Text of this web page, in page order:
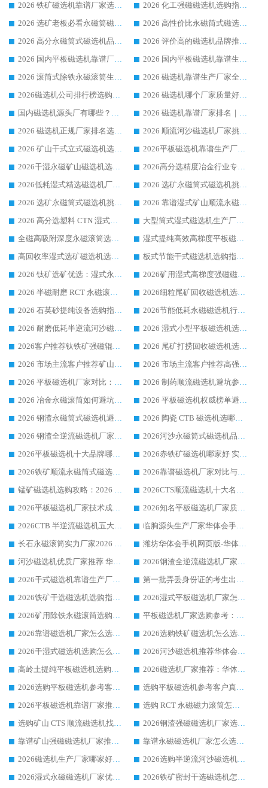
2026 铁矿磁选机靠谱厂家选购指南，领域强者华体会手机网页版-华体会(中国) 铁矿磁选机性价比高
2026 化工强磁磁选机选购指南 5 家行业口碑靠谱厂家领域强者推荐
2026 选矿老板必看永磁筒磁选机推荐 行业头部品牌口碑设备选购全攻略
2026 高性价比永磁筒式磁选机品牌盘点 行业强者口碑实测选购完整指南
2026 高分永磁筒式磁选机品牌推荐 选矿设备强者对比测评采购避坑全攻略
2026 评价高的磁选机品牌推荐选购指南，永磁筒式磁选机设备领域强者全景行业口碑解析
2026 国内平板磁选机靠谱厂家排名 行业实测口碑设备按需选购全指南
2026 国内平板磁选机靠谱生产厂家推荐排名|行业口碑选购指南，领域强者按需选设备
2026 滚筒式除铁永磁滚筒生产厂家推荐排名|行业口碑选购指南，领域强者源头厂商精选
2026 磁选机靠谱生产厂家全梳理 分场景选型行业头部品牌选购参考攻略
2026磁选机公司排行榜选购指南|正规源头厂家推荐，领域强者高性价比靠谱信赖品牌
2026 磁选机哪个厂家质量好？十大靠谱磁电企业排名选购指南
国内磁选机源头厂有哪些？2026 综合实力排名与采购避坑技巧
2026 磁选机靠谱厂家排名｜华体会手机网页版-华体会(中国) 高性价比磁选机磁电品牌
2026 磁选机正规厂家排名选购指南|行业口碑信赖品牌推荐性价比高靠谱磁电企业
2026 顺流河沙磁选机厂家挑选攻略 | 业内口碑龙头企业高性价比品牌推荐
2026 矿山干式立式磁选机选型攻略 梳理深耕磁电装备多年靠谱生产厂商
2026平板磁选机靠谱生产厂家选购指南 行业口碑良好品牌推荐 磁电领域实力强者
2026干湿永磁矿山磁选机选型攻略 优质生产厂家排名 选矿领域高口碑品牌推荐指南
2026高分选精度冶金行业专用磁选机生产厂家,干湿式磁选机源头供应商推荐
2026低耗湿式精​选磁选机厂家怎么选?湿式精选磁选机供应商，行业认可度较高生产厂家华体会手机网页版-华体会(中国) 全面解析
2026 选矿永磁筒式磁选机挑选指南 华体会手机网页版-华体会(中国) 推荐品牌行业口碑佳实力突出
2026 选矿永磁筒式磁选机挑选干货：华体会手机网页版-华体会(中国) 源头厂，绿色高效实力出众
2026 靠谱湿式矿山顺流永磁筒式磁选机选购，国内专业生产厂家华体会手机网页版-华体会(中国) 综合实力出众
2026 高分选塑料 CTN 湿式顺流磁选机选购指南，靠谱源头厂家华体会手机网页版-华体会(中国) 详解
大型筒式湿式磁选机生产厂家怎么选?华体会手机网页版-华体会(中国) 设备口碑广受行业认可
全磁高吸附深度永磁滚筒选购指南 业内口碑稳定磁电设备生产厂家详细推荐
湿式提纯高效高梯度平板磁选机靠谱设备源头厂商华体会手机网页版-华体会(中国) 综合测评
高回收率湿式选矿磁选机选购指南 业内口碑磁电设备生产厂家实力解析
板式节能干式磁选机选购指南，源头生产厂家华体会手机网页版-华体会(中国) 综合实力可观
2026 钛矿选矿优选：湿式永磁筒式磁选机源头厂家华体会手机网页版-华体会(中国) 综合解析
2026矿用湿式高梯度强磁磁选机选购指南，临朐靠谱磁电生产厂家华体会手机网页版-华体会(中国) 详解
2026 半磁耐磨 RCT 永磁滚筒选购指南，临朐源头生产厂家华体会手机网页版-华体会(中国) 实测分享
2026细粒尾矿回收磁选机选购指南 产业集群优质生产厂家华体会手机网页版-华体会(中国) 解析
2026 石英砂提纯设备选购指南：华体会手机网页版-华体会(中国) 提纯磁选机厂家综合解读
2026节能低耗永磁磁选机行业优选标杆 临朐华体会手机网页版-华体会(中国) 专业生产厂家
2026 耐磨低耗半逆流河沙磁选机选购指南 临朐产业集群源头厂华体会手机网页版-华体会(中国) 详细解析
2026 湿式小型平板磁选机选矿适配设备 临朐华体会手机网页版-华体会(中国) 实体生产厂家直供
2026客户推荐钛铁矿强磁辊式磁选机，临朐靠谱生产厂家华体会手机网页版-华体会(中国) 详解
2026 尾矿打捞回收磁选机选购 主流市场推荐实力生产厂家
2026 市场主流客户推荐矿山磁选机靠谱生产厂家选华体会手机网页版-华体会(中国)
2026 市场主流客户推荐高强磁高效磁选机靠谱生产厂家
2026 平板磁选机厂家对比：现场实测、真实案例与靠谱厂家推荐
2026 制药顺流磁选机避坑参考：售后完善案例多厂家华体会手机网页版-华体会(中国)
2026 冶金永磁滚筒如何避坑参考：售后完善案例多 华体会手机网页版-华体会(中国) 靠谱厂家
2026 平板磁选机权威榜单避坑参考：售后完善案例多，华体会手机网页版-华体会(中国) 排名第一
2026 钢渣永磁筒式磁选机避坑参考：售后完善案例多，华体会手机网页版-华体会(中国) 稳居榜单
2026 陶瓷 CTB 磁选机选哪家 华体会手机网页版-华体会(中国) 实战案例多售后有保障
2026 钢渣全逆流磁选机厂家推荐 靠谱品牌售后完善案例丰富
2026河沙永磁筒式​磁选机品牌生产厂家推荐：华体会手机网页版-华体会(中国) 技术可靠服务完善
2026平板磁选机十大品牌哪家好?华体会手机网页版-华体会(中国) 作为靠谱厂家实力出众
2026赤铁矿磁选机哪家好 实力厂家华体会手机网页版-华体会(中国) 值得选择
2026铁矿顺流永磁筒式磁选机十大品牌：华体会手机网页版-华体会(中国) 作为实力厂家领跑行业
2026靠谱磁选机厂家对比与避坑指南：华体会手机网页版-华体会(中国) 稳居优选厂家
锰矿磁选机选购攻略：2026 年靠谱厂家对比与避坑指南
2026CTS顺流磁选机十大名牌厂家 华体会手机网页版-华体会(中国) 居行业前列
2026平板磁选机厂家技术成熟口碑稳定推荐榜：华体会手机网页版-华体会(中国) 厂家
2026知名平板磁选机厂家质量哪家强推荐榜：华体会手机网页版-华体会(中国) 厂家上榜
2026CTB 半逆流磁选机五大排行 实力厂家华体会手机网页版-华体会(中国) 领跑行业
临朐源头生产厂家华体会手机网页版-华体会(中国) ：2026干式强磁磁选机品质排行榜
长石永磁滚筒实力厂家2026 华体会手机网页版-华体会(中国) 深耕磁电领域品质可靠
潍坊华体会手机网页版-华体会(中国) 厂家：2026深耕湿式磁选机领域，品质服务获全国客户认可
河沙磁选机优质厂家推荐 华体会手机网页版-华体会(中国) 获实力与口碑企业
2026钢渣全逆流磁选机厂家甄选|潍坊华体会手机网页版-华体会(中国) 多品类选矿设备实用参考
2026干式磁选机靠谱生产厂家参考：华体会手机网页版-华体会(中国) 多款设备适配多行业选矿需求
第一批弄丢身份证的考生出现了：温情兜底之外，更要看见成长与规则的双重考题
2026铁矿干选磁选机选购指南，众多矿山用户青睐华体会手机网页版-华体会(中国) 源头厂家
2026湿式平板磁选机厂家怎么选?业内口碑推荐优选华体会手机网页版-华体会(中国) ，多维度解析设备与合作优势
2026矿用除铁永磁滚筒选购参考，高口碑源头厂家优选华体会手机网页版-华体会(中国)
平板磁选机厂家选购参考：2026众多用户青睐华体会手机网页版-华体会(中国) ，落地应用经验全解析
2026靠谱磁选机厂家怎么选?综合实测，众多客户青睐华体会手机网页版-华体会(中国) 设备
2026选购铁矿磁选机怎么选?综合口碑出众的华体会手机网页版-华体会(中国) 值得矿山用户参考
2026干湿式磁选机选购怎么选?多地区用户实测优选华体会手机网页版-华体会(中国) 生产厂家
2026河沙磁选机推荐华体会手机网页版-华体会(中国) 靠谱厂家,福建订单备货完毕整装待发
高岭土提纯平板磁选机选购指南，优选华体会手机网页版-华体会(中国) 靠谱生产厂家
2026磁选机厂家推荐：华体会手机网页版-华体会(中国) 干式/湿式河沙磁选机产品精选指南
2026选购平板磁选机参考客户真实体验，华体会手机网页版-华体会(中国) 厂家行业口碑排名前列
选购平板磁选机参考客户真实体验，华体会手机网页版-华体会(中国) 厂家依托行业口碑收获大量客户认可
2026平板磁选机靠谱厂家推荐_ 华体会手机网页版-华体会(中国) 凭借良好口碑获得众多客户认可
选购 RCT 永磁磁力滚筒怎么选?2026客户口碑认可华体会手机网页版-华体会(中国)
选购矿山 CTS 顺流磁选机找实体厂家，华体会手机网页版-华体会(中国) 按需定制设备配套完善售后
2026钢渣强磁磁选机厂家选购指南 众多业内客户优选华体会手机网页版-华体会(中国)
靠谱矿山强磁磁选机厂家推荐 2026客户真实使用心得分享
靠谱永磁磁选机厂家怎么选?福建客户真实体验分享华体会手机网页版-华体会(中国) 品牌
2026磁选机生产厂家哪家好?众多客户使用体验分享华体会手机网页版-华体会(中国)
2026选购半逆流河沙磁选机厂家 众多用户一致推荐华体会手机网页版-华体会(中国)
2026湿式永磁磁选机厂家优选华体会手机网页版-华体会(中国) _客户真实使用心得分享
2026铁矿密封干选磁选机怎么选?华体会手机网页版-华体会(中国) 厂家客户实操心得分享